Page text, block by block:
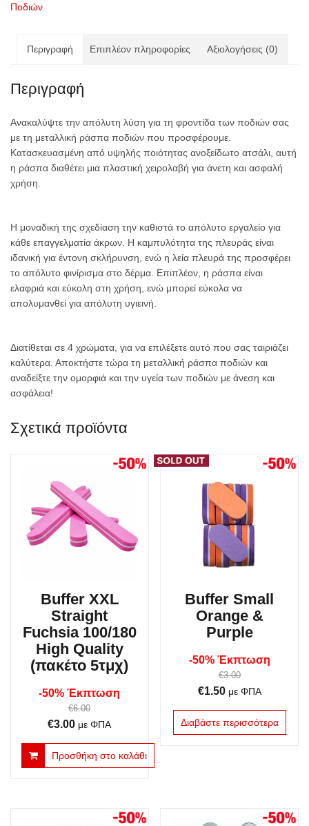
Ποδιών
Περιγραφή Επιπλέον πληροφορίες Αξιολογήσεις (0)
Περιγραφή
Ανακαλύψτε την απόλυτη λύση για τη φροντίδα των ποδιών σας
με τη μεταλλική ράσπα ποδιών που προσφέρουμε.
Κατασκευασμένη από υψηλής ποιότητας ανοξείδωτο ατσάλι, αυτή
η ράσπα διαθέτει μια πλαστική χειρολαβή για άνετη και ασφαλή
χρήση.
Η μοναδική της σχεδίαση την καθιστά το απόλυτο εργαλείο για
κάθε επαγγελματία άκρων. Η καμπυλότητα της πλευράς είναι
ιδανική για έντονη σκλήρυνση, ενώ η λεία πλευρά της προσφέρει
το απόλυτο φινίρισμα στο δέρμα. Επιπλέον, η ράσπα είναι
ελαφριά και εύκολη στη χρήση, ενώ μπορεί εύκολα να
απολυμανθεί για απόλυτη υγιεινή.
Διατίθεται σε 4 χρώματα, για να επιλέξετε αυτό που σας ταιριάζει
καλύτερα. Αποκτήστε τώρα τη μεταλλική ράσπα ποδιών και
αναδείξτε την ομορφιά και την υγεία των ποδιών με άνεση και
ασφάλεια!
Σχετικά προϊόντα
Buffer XXL
Straight
Fuchsia 100/180
High Quality
(πακέτο 5τμχ)
-50% Έκπτωση
€6.00
Original
price
was:
€3.00Η
τρέχουσα
τιμή
με ΦΠΑ
Προσθήκη στο καλάθι
Buffer Small
Orange &
Purple
-50% Έκπτωση
€3.00
Original
price
was:
€1.50Η
τρέχουσα
τιμή
με ΦΠΑ
Διαβάστε περισσότερα